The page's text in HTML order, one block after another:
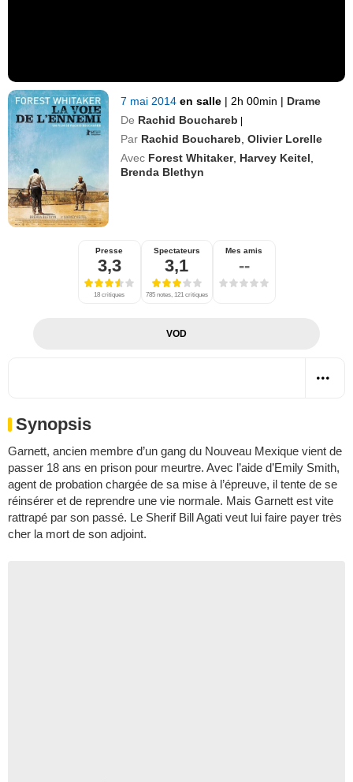
7 mai 2014en salle | 2h 00min | Drame
De Rachid Bouchareb |
Par Rachid Bouchareb ,Olivier Lorelle
Avec Forest Whitaker, Harvey Keitel
Brenda Blethyn
Presse
3,3
18 critiques
Spectateurs
3,1
785 notes, 121 critiques
Mes amis
--
VOD
Synopsis
Garnett, ancien membre d’un gang du Nouveau Mexique vient de
passer 18 ans en prison pour meurtre. Avec l’aide d’Emily Smith,
agent de probation chargée de sa mise à l’épreuve, il tente de se
réinsérer et de reprendre une vie normale. Mais Garnett est vite
rattrapé par son passé. Le Sherif Bill Agati veut lui faire payer très
cher la mort de son adjoint.